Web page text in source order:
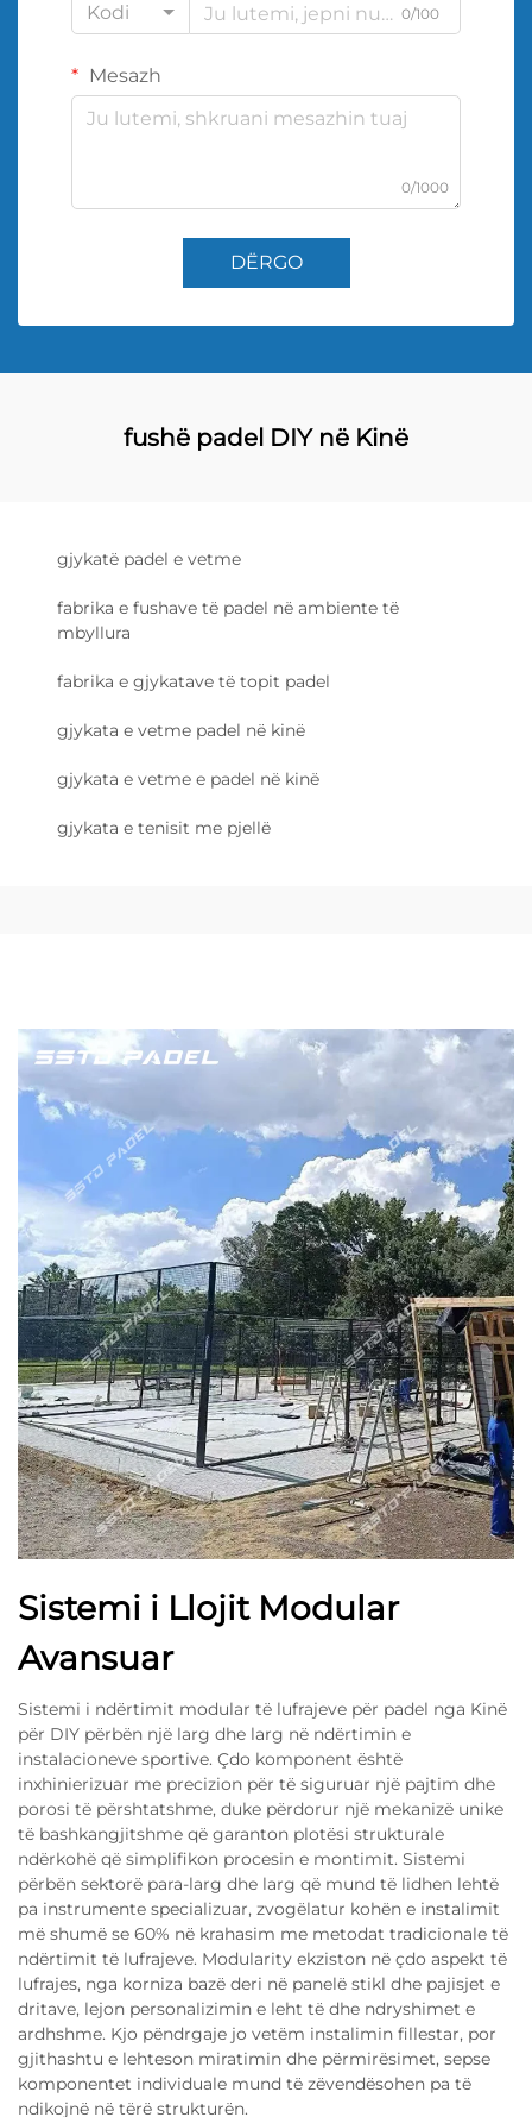
Kodi
0/100
Mesazh
0/1000
DËRGO
fushë padel DIY në Kinë
gjykatë padel e vetme
fabrika e fushave të padel në ambiente të
mbyllura
fabrika e gjykatave të topit padel
gjykata e vetme padel në kinë
gjykata e vetme e padel në kinë
gjykata e tenisit me pjellë
Sistemi i Llojit Modular
Avansuar
Sistemi i ndërtimit modular të lufrajeve për padel nga Kinë
për DIY përbën një larg dhe larg në ndërtimin e
instalacioneve sportive. Çdo komponent është
inxhinierizuar me precizion për të siguruar një pajtim dhe
porosi të përshtatshme, duke përdorur një mekanizë unike
të bashkangjitshme që garanton plotësi strukturale
ndërkohë që simplifikon procesin e montimit. Sistemi
përbën sektorë para-larg dhe larg që mund të lidhen lehtë
pa instrumente specializuar, zvogëlatur kohën e instalimit
më shumë se 60% në krahasim me metodat tradicionale të
ndërtimit të lufrajeve. Modularity ekziston në çdo aspekt të
lufrajes, nga korniza bazë deri në panelë stikl dhe pajisjet e
dritave, lejon personalizimin e leht të dhe ndryshimet e
ardhshme. Kjo pëndrgaje jo vetëm instalimin fillestar, por
gjithashtu e lehteson miratimin dhe përmirësimet, sepse
komponentet individuale mund të zëvendësohen pa të
ndikojnë në tërë strukturën.